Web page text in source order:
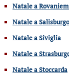
Natale a
Natale a Salisburgo
Natale a Siviglia
Natale a
Natale a Stoccarda